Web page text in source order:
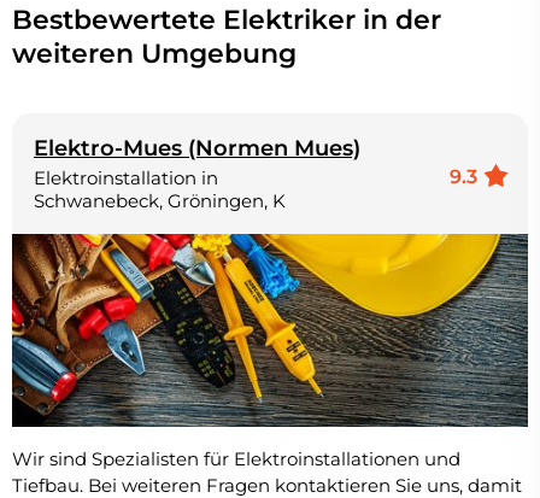
Bestbewertete Elektriker in der
weiteren Umgebung
Elektro-Mues (Normen Mues)
9.3
Elektroinstallation in
Schwanebeck, Gröningen, K
Wir sind Spezialisten für Elektroinstallationen und
Tiefbau. Bei weiteren Fragen kontaktieren Sie uns, damit